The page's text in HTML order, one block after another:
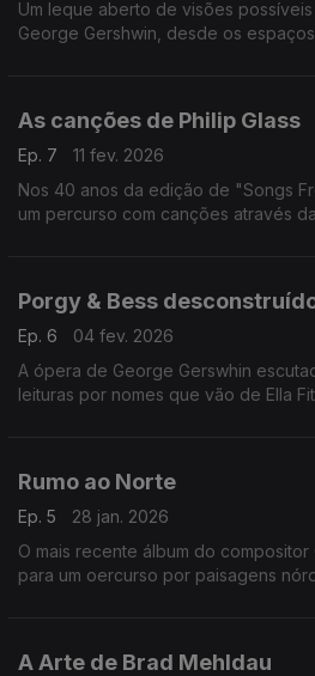
Um leque aberto de visões
George Gershwin, desde os
As canções de Philip Glass
Ep. 7
11 fev. 2026
Nos 40 anos da edição de "Songs
um percurso com canções através
Porgy & Bess
Ep. 6
04 fev. 2026
A ópera de George Gerswhin
leituras por nomes que vão de Ella
Rumo ao Norte
Ep. 5
28 jan. 2026
O mais recente álbum do compositor
para um oercurso por paisagens
A Arte de Brad Mehldau